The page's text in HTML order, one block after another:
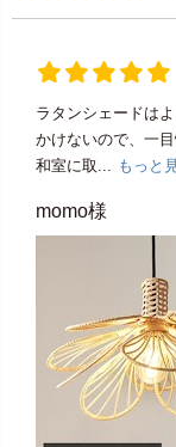
ラタンシェードは
かけないので、一目
和室に取...
もっと
momo様